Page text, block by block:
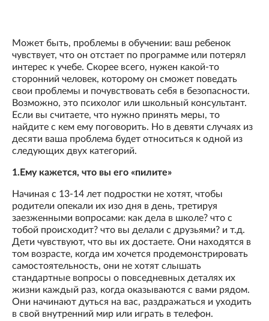
Может быть, проблемы в обучении: ваш ребенок
чувствует, что он отстает по программе или потерял
интерес к учебе. Скорее всего, нужен какой-то
сторонний человек, которому он сможет поведать
свои проблемы и почувствовать себя в безопасности.
Возможно, это психолог или школьный консультант.
Если вы считаете, что нужно принять меры, то
найдите с кем ему поговорить. Но в девяти случаях из
десяти ваша проблема будет относиться к одной из
следующих двух категорий.
1.Ему кажется, что вы его «пилите»
Начиная с 13-14 лет подростки не хотят, чтобы
родители опекали их изо дня в день, третируя
заезженными вопросами: как дела в школе? что с
тобой происходит? что вы делали с друзьями? и т.д.
Дети чувствуют, что вы их достаете. Они находятся в
том возрасте, когда им хочется продемонстрировать
самостоятельность, они не хотят слышать
стандартные вопросы о повседневных деталях их
жизни каждый раз, когда оказываются с вами рядом.
Они начинают дуться на вас, раздражаться и уходить
в свой внутренний мир или играть в телефон.